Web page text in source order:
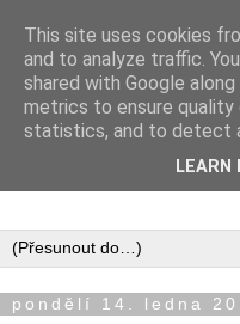
pondělí 14. ledna
This site uses cookies
and to analyze traffic.
shared with Google
metrics to ensure quality
statistics, and to detect
LEARN